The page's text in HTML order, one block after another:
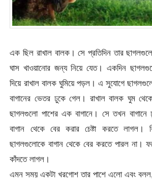
এক ছিল রাখাল বালক। সে প্রতিদিন তার
ঘাস খাওয়ানোর জন্য নিয়ে যেত। একদিন
দিয়ে রাখাল বালক ঘুমিয়ে পড়ল। এ সুযোগে
বাগানের ভেতর ঢুকে গেল। রাখাল বালক ঘুম
ছাগলগুলো পাশের এক বাগানে। সে তখন
বাগান থেকে বের করার চেষ্টা করতে লাগল।
ছাগলগুলোকে বাগান থেকে বের করতে পারল না।
কাঁদতে লাগল।
এমন সময় একটা খরগোশ তার পাশে এলো এবং